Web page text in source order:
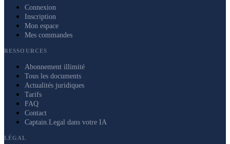
Connexion
Inscription
Mon espace
Mes commandes
RESSOURCES
Abonnement illimité
Tous les documents
Actualités juridiques
Tarifs
FAQ
Contact
Captain.Legal dans votre IA
LÉGAL